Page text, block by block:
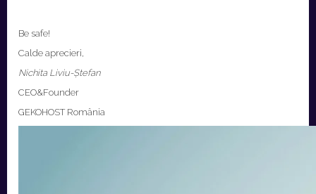
Be safe!
Calde aprecieri,
Nichita Liviu-Ștefan
CEO&Founder
GEKOHOST România